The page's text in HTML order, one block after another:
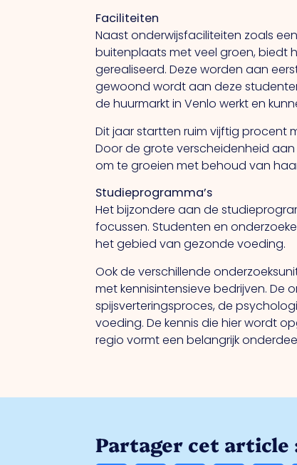
Faciliteiten
Naast onderwijsfaciliteiten zoals
buitenplaats met veel groen, biedt
gerealiseerd. Deze worden aan
gewoond wordt aan deze
de huurmarkt in Venlo werkt en
Dit jaar startten ruim vijftig procent
Door de grote verscheidenheid
om te groeien met behoud van
Studieprogramma’s
Het bijzondere aan de
focussen. Studenten en
het gebied van gezonde voeding.
Ook de verschillende
met kennisintensieve bedrijven. De
spijsverteringsproces, de
voeding. De kennis die hier wordt
regio vormt een belangrijk
Partager cet article